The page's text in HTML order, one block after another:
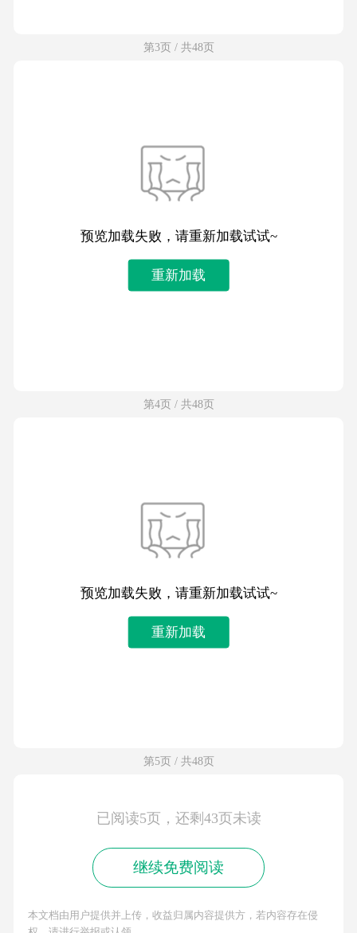
第3页 / 共48页
预览加载失败，请重新加载试试~
重新加载
第4页 / 共48页
预览加载失败，请重新加载试试~
重新加载
第5页 / 共48页
已阅读5页，还剩43页未读
继续免费阅读
本文档由用户提供并上传，收益归属内容提供方，若内容存在侵